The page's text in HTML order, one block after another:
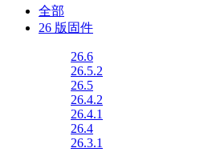
全部
26 版固件
26.6
26.5.2
26.5
26.4.2
26.4.1
26.4
26.3.1